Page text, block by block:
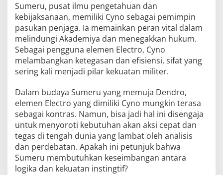
Sumeru, pusat ilmu pengetahuan dan
kebijaksanaan, memiliki Cyno sebagai pemimpin
pasukan penjaga. Ia memainkan peran vital dalam
melindungi Akademiya dan menegakkan hukum.
Sebagai pengguna elemen Electro, Cyno
melambangkan ketegasan dan efisiensi, sifat yang
sering kali menjadi pilar kekuatan militer.
Dalam budaya Sumeru yang memuja Dendro,
elemen Electro yang dimiliki Cyno mungkin terasa
sebagai kontras. Namun, bisa jadi hal ini disengaja
untuk menyoroti kebutuhan akan aksi cepat dan
tegas di tengah dunia yang lambat oleh analisis
dan perdebatan. Apakah ini petunjuk bahwa
Sumeru membutuhkan keseimbangan antara
logika dan kekuatan instingtif?